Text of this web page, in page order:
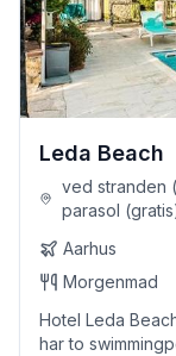
Leda Beach
ved stranden
parasol
Aarhus
Morgenmad
Hotel Leda
har to